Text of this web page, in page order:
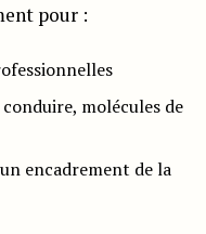
pour :
molécules de
encadrement de la